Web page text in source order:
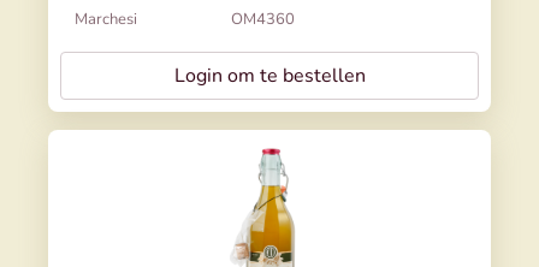
Marchesi
OM4360
Login om te bestellen